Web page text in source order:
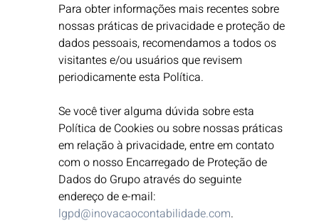
Para obter informações mais recentes sobre
nossas práticas de privacidade e proteção de
dados pessoais, recomendamos a todos os
visitantes e/ou usuários que revisem
periodicamente esta Política.
Se você tiver alguma dúvida sobre esta
Política de Cookies ou sobre nossas práticas
em relação à privacidade, entre em contato
com o nosso Encarregado de Proteção de
Dados do Grupo através do seguinte
endereço de e-mail:
lgpd@inovacaocontabilidade.com.